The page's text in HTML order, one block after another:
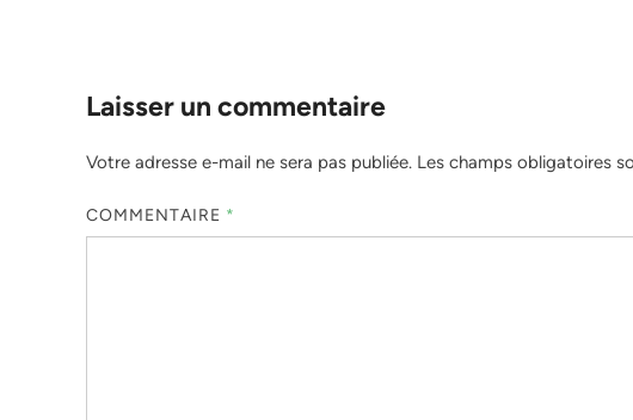
Laisser un commentaire
Votre adresse e-mail ne sera pas publiée. Les champs obligatoires
COMMENTAIRE *